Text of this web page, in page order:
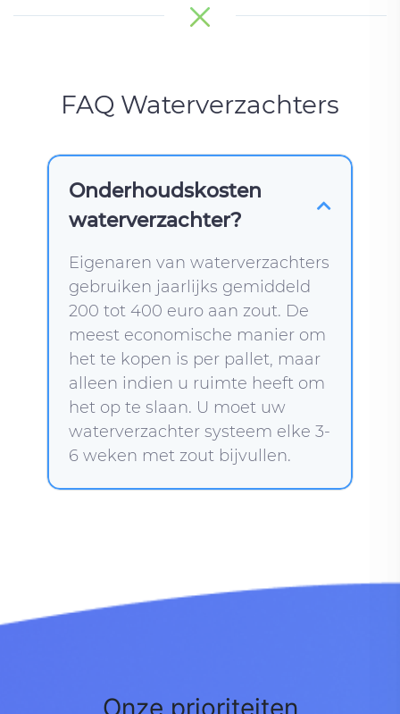
FAQ Waterverzachters
Onderhoudskosten
waterverzachter?
Eigenaren van waterverzachters
gebruiken jaarlijks gemiddeld
200 tot 400 euro aan zout. De
meest economische manier om
het te kopen is per pallet, maar
alleen indien u ruimte heeft om
het op te slaan. U moet uw
waterverzachter systeem elke 3-
6 weken met zout bijvullen.
Onze prioriteiten